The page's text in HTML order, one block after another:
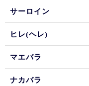
サーロイン
ヒレ(ヘレ)
マエバラ
ナカバラ